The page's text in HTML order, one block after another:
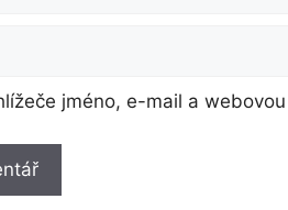
jméno, e-mail a